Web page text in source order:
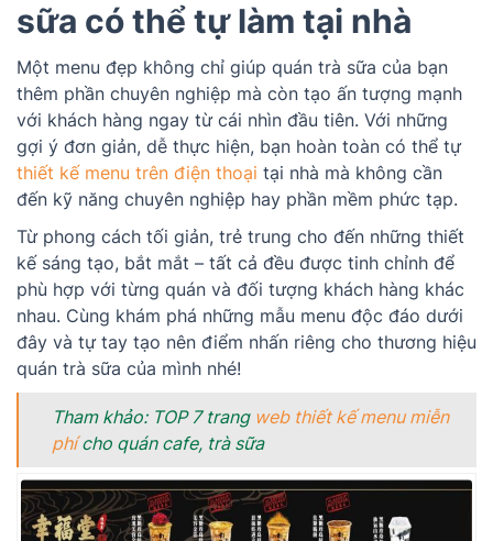
sữa có thể tự làm tại nhà
Một menu đẹp không chỉ giúp quán trà sữa của bạn
thêm phần chuyên nghiệp mà còn tạo ấn tượng mạnh
với khách hàng ngay từ cái nhìn đầu tiên. Với những
gợi ý đơn giản, dễ thực hiện, bạn hoàn toàn có thể tự
thiết kế menu trên điện thoại tại nhà mà không cần
đến kỹ năng chuyên nghiệp hay phần mềm phức tạp.
Từ phong cách tối giản, trẻ trung cho đến những thiết
kế sáng tạo, bắt mắt – tất cả đều được tinh chỉnh để
phù hợp với từng quán và đối tượng khách hàng khác
nhau. Cùng khám phá những mẫu menu độc đáo dưới
đây và tự tay tạo nên điểm nhấn riêng cho thương hiệu
quán trà sữa của mình nhé!
Tham khảo: TOP 7 trang web thiết kế menu miễn
phícho quán cafe, trà sữa